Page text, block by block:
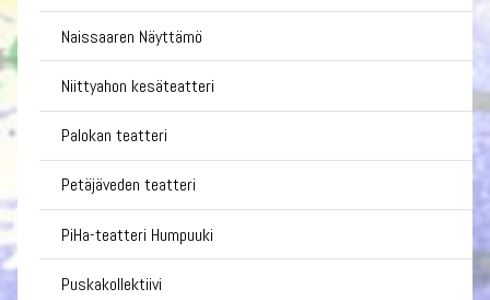
Naissaaren Näyttämö
Niittyahon kesäteatteri
Palokan teatteri
Petäjäveden teatteri
PiHa-teatteri Humpuuki
Puskakollektiivi